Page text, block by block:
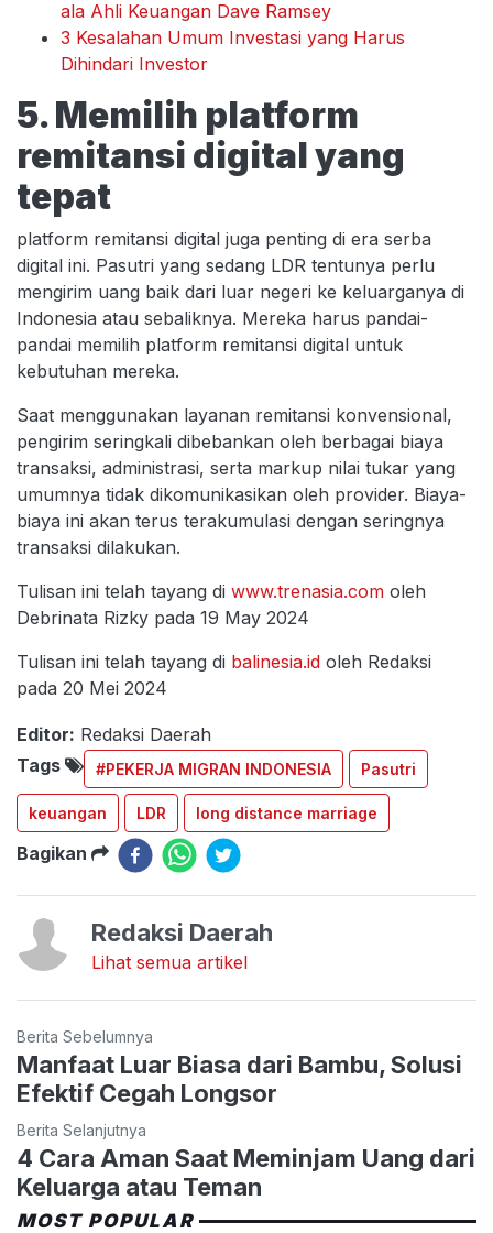
ala Ahli Keuangan Dave Ramsey
3 Kesalahan Umum Investasi yang Harus
Dihindari Investor
5. Memilih platform
remitansi digital yang
tepat
platform remitansi digital juga penting di era serba
digital ini. Pasutri yang sedang LDR tentunya perlu
mengirim uang baik dari luar negeri ke keluarganya di
Indonesia atau sebaliknya. Mereka harus pandai-
pandai memilih platform remitansi digital untuk
kebutuhan mereka.
Saat menggunakan layanan remitansi konvensional,
pengirim seringkali dibebankan oleh berbagai biaya
transaksi, administrasi, serta markup nilai tukar yang
umumnya tidak dikomunikasikan oleh provider. Biaya-
biaya ini akan terus terakumulasi dengan seringnya
transaksi dilakukan.
Tulisan ini telah tayang di www.trenasia.com oleh
Debrinata Rizky pada 19 May 2024
Tulisan ini telah tayang di balinesia.id oleh Redaksi
pada 20 Mei 2024
Editor: Redaksi Daerah
Tags
#PEKERJA MIGRAN INDONESIA Pasutri
keuangan LDR long distance marriage
Bagikan
Redaksi Daerah
Lihat semua artikel
Berita Sebelumnya
Manfaat Luar Biasa dari Bambu, Solusi
Efektif Cegah Longsor
Berita Selanjutnya
4 Cara Aman Saat Meminjam Uang dari
Keluarga atau Teman
MOST POPULAR